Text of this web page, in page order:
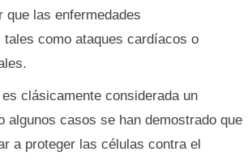
que las enfermedades
como ataques cardíacos o
clásicamente considerada un
algunos casos se han demostrado que
a proteger las células contra el